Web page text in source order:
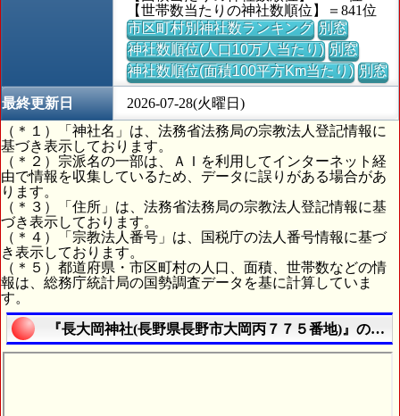
【世帯数当たりの神社数順位】＝841位
市区町村別神社数ランキング 別窓
神社数順位(人口10万人当たり) 別窓
神社数順位(面積100平方Km当たり) 別窓
最終更新日
2026-07-28(火曜日)
（＊１）「神社名」は、法務省法務局の宗教法人登記情報に
基づき表示しております。
（＊２）宗派名の一部は、ＡＩを利用してインターネット経
由で情報を収集しているため、データに誤りがある場合があ
ります。
（＊３）「住所」は、法務省法務局の宗教法人登記情報に基
づき表示しております。
（＊４）「宗教法人番号」は、国税庁の法人番号情報に基づ
き表示しております。
（＊５）都道府県・市区町村の人口、面積、世帯数などの情
報は、総務庁統計局の国勢調査データを基に計算していま
す。
『長大岡神社(長野県長野市大岡丙７７５番地)』の航